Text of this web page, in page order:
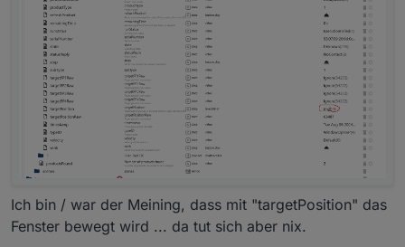
Ich bin / war der Meining, dass mit "targetPosition" das
Fenster bewegt wird ... da tut sich aber nix.